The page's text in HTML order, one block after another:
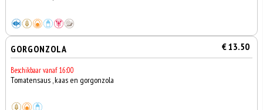
GORGONZOLA € 13.50
Beschikbaar vanaf 16:00
Tomatensaus , kaas en gorgonzola